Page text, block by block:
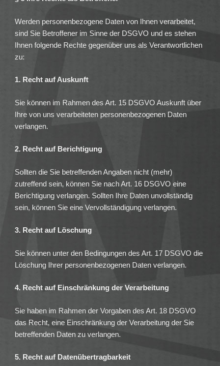
Werden personenbezogene Daten von Ihnen verarbeitet,
sind Sie Betroffener im Sinne der DSGVO und es stehen
Ihnen folgende Rechte gegenüber uns als Verantwortlichen
zu:
1. Recht auf Auskunft
Sie können im Rahmen des Art. 15 DSGVO Auskunft über
Ihre von uns verarbeiteten personenbezogenen Daten
verlangen.
2. Recht auf Berichtigung
Sollten die Sie betreffenden Angaben nicht (mehr)
zutreffend sein, können Sie nach Art. 16 DSGVO eine
Berichtigung verlangen. Sollten Ihre Daten unvollständig
sein, können Sie eine Vervollständigung verlangen.
3. Recht auf Löschung
Sie können unter den Bedingungen des Art. 17 DSGVO die
Löschung Ihrer personenbezogenen Daten verlangen.
4. Recht auf Einschränkung der Verarbeitung
Sie haben im Rahmen der Vorgaben des Art. 18 DSGVO
das Recht, eine Einschränkung der Verarbeitung der Sie
betreffenden Daten zu verlangen.
5. Recht auf Datenübertragbarkeit